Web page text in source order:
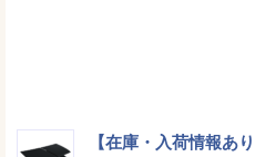
【在庫・入荷情報あ